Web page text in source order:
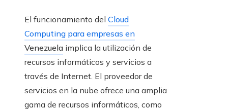
El funcionamiento del Cloud
Computing para empresas en
Venezuela implica la utilización de
recursos informáticos y servicios a
través de Internet. El proveedor de
servicios en la nube ofrece una amplia
gama de recursos informáticos, como